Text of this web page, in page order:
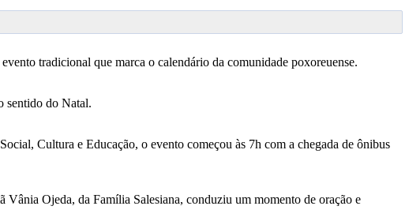
tradicional que marca o calendário da comunidade poxoreuense.
sentido do Natal.
Cultura e Educação, o evento começou às 7h com a chegada de ônibus
Vânia Ojeda, da Família Salesiana, conduziu um momento de oração e